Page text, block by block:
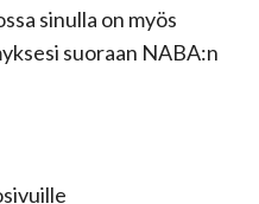
sinulla on myös
suoraan NABA:n